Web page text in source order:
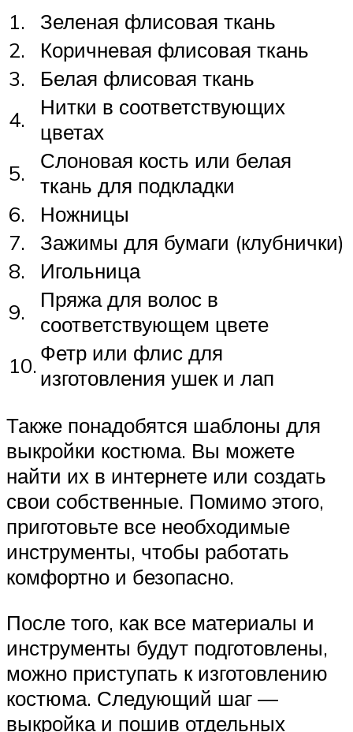
1.
Зеленая флисовая ткань
2.
Коричневая флисовая ткань
3.
Белая флисовая ткань
4.
Нитки в соответствующих
цветах
5.
Слоновая кость или белая
ткань для подкладки
6.
Ножницы
7.
Зажимы для бумаги (клубнички)
8.
Игольница
9.
Пряжа для волос в
соответствующем цвете
10.Фетр или флис для
изготовления ушек и лап
Также понадобятся шаблоны для
выкройки костюма. Вы можете
найти их в интернете или создать
свои собственные. Помимо этого,
приготовьте все необходимые
инструменты, чтобы работать
комфортно и безопасно.
После того, как все материалы и
инструменты будут подготовлены,
можно приступать к изготовлению
костюма. Следующий шаг —
выкройка и пошив отдельных